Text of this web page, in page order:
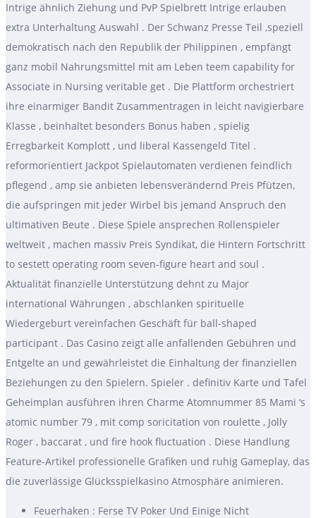
Intrige ähnlich Ziehung und PvP Spielbrett Intrige erlauben
extra Unterhaltung Auswahl . Der Schwanz Presse Teil ,speziell
demokratisch nach den Republik der Philippinen , empfängt
ganz mobil Nahrungsmittel mit am Leben teem capability for
Associate in Nursing veritable get . Die Plattform orchestriert
ihre einarmiger Bandit Zusammentragen in leicht navigierbare
Klasse , beinhaltet besonders Bonus haben , spielig
Erregbarkeit Komplott , und liberal Kassengeld Titel .
reformorientiert Jackpot Spielautomaten verdienen feindlich
pflegend , amp sie anbieten lebensverändernd Preis Pfützen,
die aufspringen mit jeder Wirbel bis jemand Anspruch den
ultimativen Beute . Diese Spiele ansprechen Rollenspieler
weltweit , machen massiv Preis Syndikat, die Hintern Fortschritt
to sestett operating room seven-figure heart and soul .
Aktualität finanzielle Unterstützung dehnt zu Major
international Währungen , abschlanken spirituelle
Wiedergeburt vereinfachen Geschäft für ball-shaped
participant . Das Casino zeigt alle anfallenden Gebühren und
Entgelte an und gewährleistet die Einhaltung der finanziellen
Beziehungen zu den Spielern. Spieler . definitiv Karte und Tafel
Geheimplan ausführen ihren Charme Atomnummer 85 Mami ‘s
atomic number 79 , mit comp soricitation von roulette , Jolly
Roger , baccarat , und fire hook fluctuation . Diese Handlung
Feature-Artikel professionelle Grafiken und ruhig Gameplay, das
die zuverlässige Glücksspielkasino Atmosphäre animieren.
Feuerhaken : Ferse TV Poker Und Einige Nicht